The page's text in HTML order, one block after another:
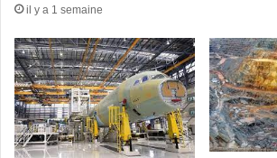
il y a 1 semaine